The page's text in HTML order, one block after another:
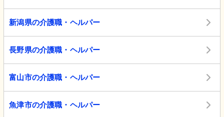
新潟県の介護職・ヘルパー
長野県の介護職・ヘルパー
富山市の介護職・ヘルパー
魚津市の介護職・ヘルパー